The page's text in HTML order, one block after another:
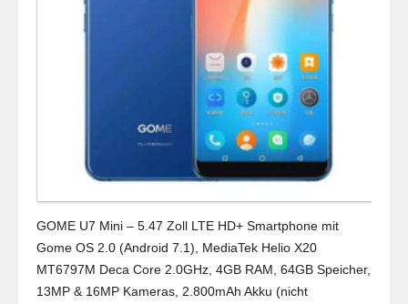
GOME U7 Mini – 5.47 Zoll LTE HD+ Smartphone mit
Gome OS 2.0 (Android 7.1), MediaTek Helio X20
MT6797M Deca Core 2.0GHz, 4GB RAM, 64GB Speicher,
13MP & 16MP Kameras, 2.800mAh Akku (nicht